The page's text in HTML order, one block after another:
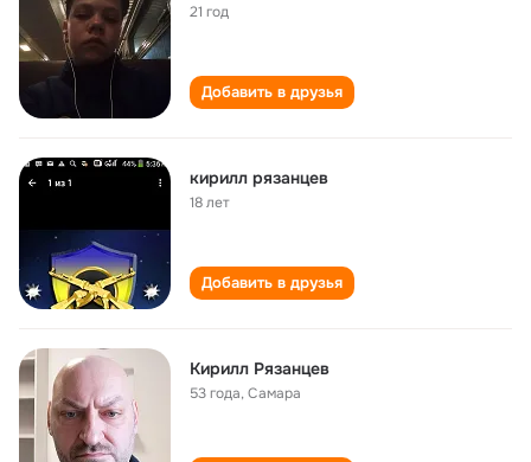
21 год
Добавить в друзья
кирилл рязанцев
18 лет
Добавить в друзья
Кирилл Рязанцев
53 года,Самара